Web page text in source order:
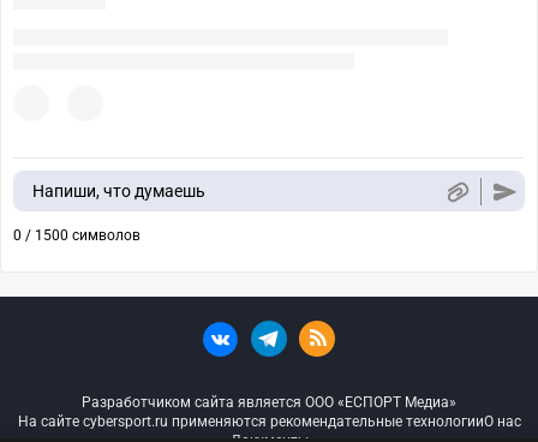
Напиши, что думаешь
0 / 1500 символов
Разработчиком сайта является ООО «ЕСПОРТ Медиа»
На сайте cybersport.ru применяются рекомендательные технологииО нас